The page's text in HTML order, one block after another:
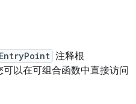
注释根
以在可组合函数中直接访问